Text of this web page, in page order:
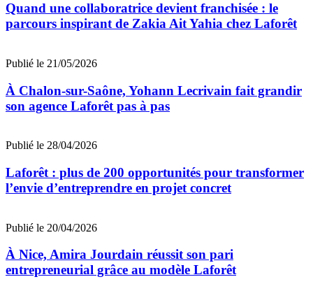
Quand une collaboratrice devient franchisée : le
parcours inspirant de Zakia Ait Yahia chez Laforêt
Publié le 21/05/2026
À Chalon-sur-Saône, Yohann Lecrivain fait grandir
son agence Laforêt pas à pas
Publié le 28/04/2026
Laforêt : plus de 200 opportunités pour transformer
l’envie d’entreprendre en projet concret
Publié le 20/04/2026
À Nice, Amira Jourdain réussit son pari
entrepreneurial grâce au modèle Laforêt